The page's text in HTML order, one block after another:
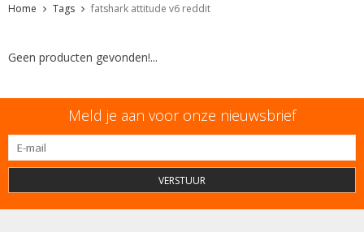
Home Tags fatshark attitude v6 reddit
Geen producten gevonden!...
Meld je aan voor onze nieuwsbrief
VERSTUUR